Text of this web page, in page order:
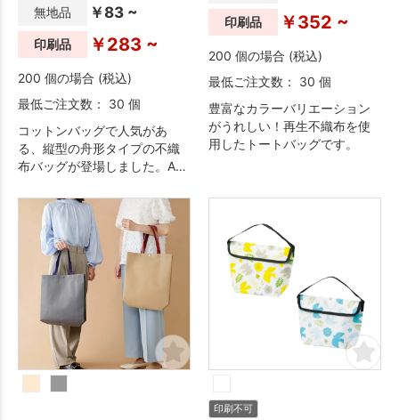
無地品 ￥83 ~
印刷品 ￥283 ~
200 個の場合 (税込)
最低ご注文数： 30 個
コットンバッグで人気があ
る、縦型の舟形タイプの不織
布バッグが登場しました。A4
付いており、また、ハンドル
の長さを長めに設定すること
で、肩掛けしやすいバッグと
なっております。カラフルな
カラー展開で、企業イメージ
に合わせたご提案も可能で
す。オープンキャンバス・展
示会での資料配布用のバッグ
や、お買い物バッグなど幅広
い用途でお使い頂けるアイテ
ムです。
印刷品 ￥352 ~
200 個の場合 (税込)
最低ご注文数： 30 個
豊富なカラーバリエーション
がうれしい！再生不織布を使
用したトートバッグです。
印刷不可